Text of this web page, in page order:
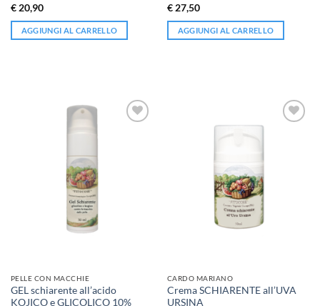
Valutato
4.9su 5
€20,90
AGGIUNGI AL CARRELLO
Valutato
4.71su 5
€27,50
AGGIUNGI AL CARRELLO
PELLE CON MACCHIE
GEL schiarente all’acido
KOJICO e GLICOLICO 10%
CARDO MARIANO
Crema SCHIARENTE all’UVA
URSINA